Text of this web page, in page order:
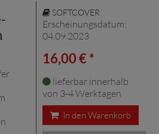
SOFTCOVER
Erscheinungsdatum:
04.09.2023
16,00 € *
lieferbar innerhalb
von 3-4 Werktagen
In den Warenkorb